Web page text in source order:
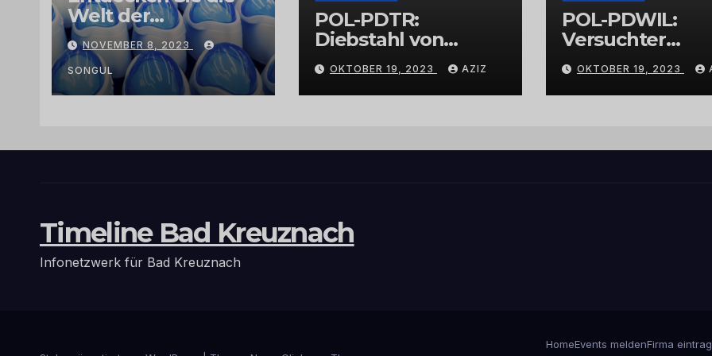
Welt der
Exklusivität:
Arganöl,
Kaktusfeigenkernöl
und
vertrauenswürdige
NOVEMBER 8, 2023
SONGUL
POL-PDTR:
Diebstahl von
Grabschmuck
OKTOBER 19, 2023 AZIZ
POL-PDWIL:
Versuchter
Einbruch im
Gewerbegebiet
Wittlich
OKTOBER 19, 2023
Timeline Bad Kreuznach
Infonetzwerk für Bad Kreuznach
HomeEvents meldenFirma